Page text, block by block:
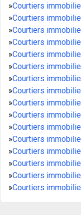
»Courtiers
»Courtiers
»Courtiers
»Courtiers
»Courtiers
»Courtiers
»Courtiers
»Courtiers
»Courtiers
»Courtiers
»Courtiers
»Courtiers
»Courtiers
»Courtiers
»Courtiers
»Courtiers